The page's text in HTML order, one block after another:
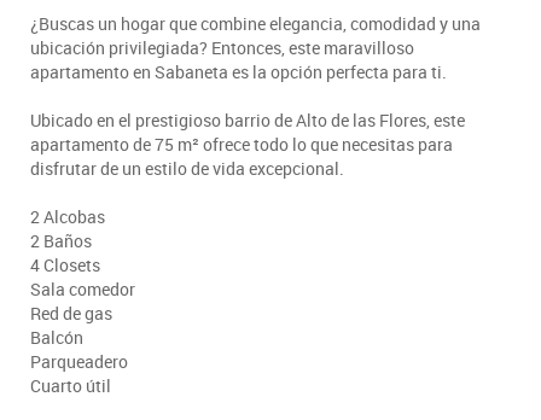
¿Buscas un hogar que combine elegancia, comodidad y una
ubicación privilegiada? Entonces, este maravilloso
apartamento en Sabaneta es la opción perfecta para ti.
Ubicado en el prestigioso barrio de Alto de las Flores, este
apartamento de 75 m² ofrece todo lo que necesitas para
disfrutar de un estilo de vida excepcional.
2 Alcobas
2 Baños
4 Closets
Sala comedor
Red de gas
Balcón
Parqueadero
Cuarto útil